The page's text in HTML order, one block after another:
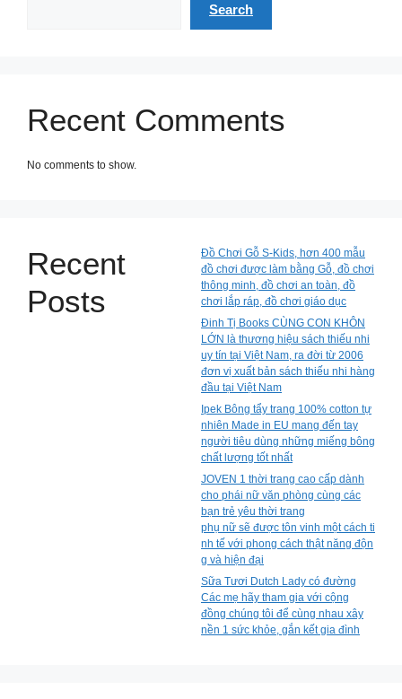
Search
Recent Comments
No comments to show.
Recent
Posts
Đồ Chơi Gỗ S-Kids, hơn 400 mẫu
đồ chơi được làm bằng Gỗ, đồ chơi
thông minh, đồ chơi an toàn, đồ
chơi lắp ráp, đồ chơi giáo dục
Đinh Tị Books CÙNG CON KHÔN
LỚN là thương hiệu sách thiếu nhi
uy tín tại Việt Nam, ra đời từ 2006
đơn vị xuất bản sách thiếu nhi hàng
đầu tại Việt Nam
Ipek Bông tẩy trang 100% cotton tự
nhiên Made in EU mang đến tay
người tiêu dùng những miếng bông
chất lượng tốt nhất
JOVEN 1 thời trang cao cấp dành
cho phái nữ văn phòng cùng các
bạn trẻ yêu thời trang
phụ nữ sẽ được tôn vinh một cách ti
nh tế với phong cách thật năng độn
g và hiện đại
Sữa Tươi Dutch Lady có đường
Các mẹ hãy tham gia với cộng
đồng chúng tôi để cùng nhau xây
nền 1 sức khỏe, gắn kết gia đình